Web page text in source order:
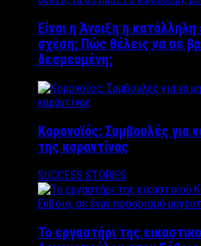
Είναι η Άνοιξη η
σχέση; Πώς θέλεις να σε
δεσμευμένη;
Κορονοϊός: Συμβουλές για
της καραντίνας
SUCCESS STORIES
Το εργαστήρι της